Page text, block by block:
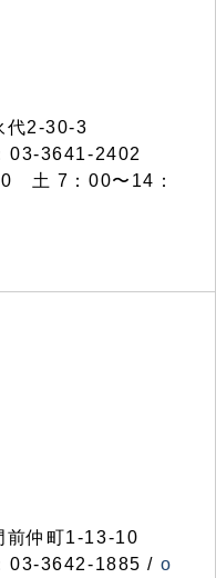
代2-30-3
03-3641-2402
土 7：00〜14：
仲町1-13-10
03-3642-1885 / o